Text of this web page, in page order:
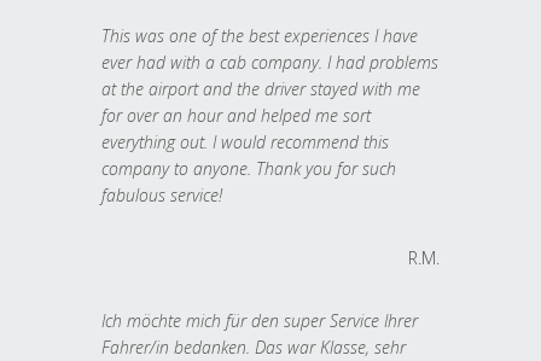
This was one of the best experiences I have
ever had with a cab company. I had problems
at the airport and the driver stayed with me
for over an hour and helped me sort
everything out. I would recommend this
company to anyone. Thank you for such
fabulous service!
R.M.
Ich möchte mich für den super Service Ihrer
Fahrer/in bedanken. Das war Klasse, sehr